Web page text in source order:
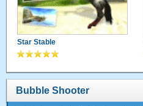
Star Stable
Bubble Shooter